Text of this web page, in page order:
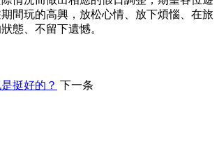
間玩的高興，放松心情、放下煩惱、在旅
態、不留下遺憾。
挺好的？ 下一条